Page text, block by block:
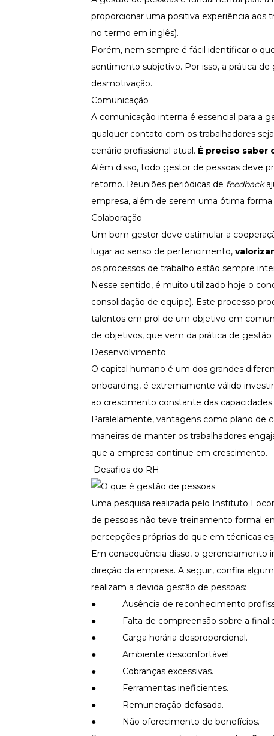
proporcionar uma positiva experiência aos
no termo em inglês).
Porém, nem sempre é fácil identificar o
sentimento subjetivo. Por isso, a prática
desmotivação.
Comunicação
A comunicação interna é essencial para a
qualquer contato com os trabalhadores
cenário profissional atual. É preciso saber
Além disso, todo gestor de pessoas deve
retorno. Reuniões periódicas de feedback
empresa, além de serem uma ótima
Colaboração
Um bom gestor deve estimular a
lugar ao senso de pertencimento,
os processos de trabalho estão sempre
Nesse sentido, é muito utilizado hoje o
consolidação de equipe). Este processo
talentos em prol de um objetivo em
de objetivos, que vem da prática de gestão
Desenvolvimento
O capital humano é um dos grandes
onboarding, é extremamente válido
ao crescimento constante das capacidades
Paralelamente, vantagens como plano de
maneiras de manter os trabalhadores
que a empresa continue em crescimento.
Desafios do RH
Uma pesquisa realizada pelo Instituto
de pessoas não teve treinamento formal
percepções próprias do que em técnicas
Em consequência disso, o gerenciamento
direção da empresa. A seguir, confira
realizam a devida gestão de pessoas:
● Ausência de reconhecimento
● Falta de compreensão sobre a
● Carga horária desproporcional.
● Ambiente desconfortável.
● Cobranças excessivas.
● Ferramentas ineficientes.
● Remuneração defasada.
● Não oferecimento de benefícios.